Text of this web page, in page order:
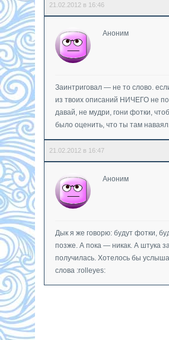
21.02.2012 в 16:46
Аноним
Заинтриговал — не то слово.
из твоих описаний НИЧЕГО не
давай, не мудри, гони фотки,
было оценить, что ты там наваял.
21.02.2012 в 16:47
Аноним
Дык я же говорю: будут фотки,
позже. А пока — никак. А штука
получилась. Хотелось бы
слова :rolleyes: